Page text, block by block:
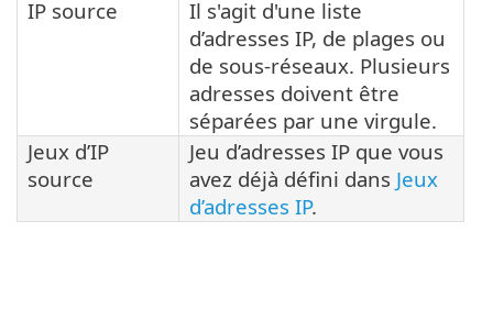
IP source
Il s'agit d'une liste
d’adresses IP, de plages ou
de sous-réseaux. Plusieurs
adresses doivent être
séparées par une virgule.
Jeux d’IP
source
Jeu d’adresses IP que vous
avez déjà défini dans Jeux
d’adresses IP.